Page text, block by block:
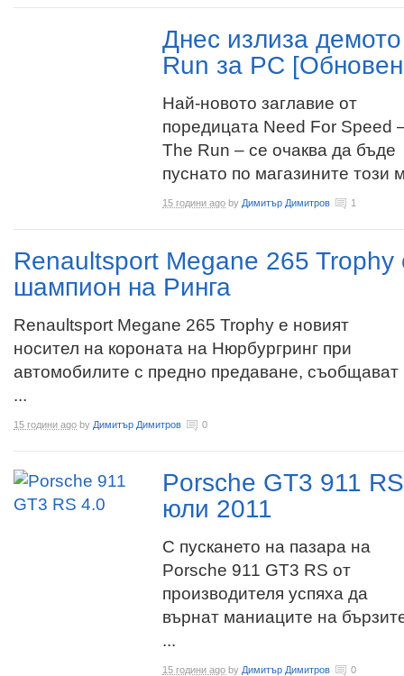
Днес излиза
Run за PC
Най-новото заглавие от
поредицата Need For Speed
The Run – се очаква да бъде
пуснато по магазините този
15 години ago by Димитър Димитров 1
Renaultsport Megane 265 Trophy
шампион на Ринга
Renaultsport Megane 265 Trophy е новият
носител на короната на Нюрбургринг при
автомобилите с предно предаване, съобщават
...
15 години ago by Димитър Димитров 0
Porsche GT3 911
юли 2011
С пускането на пазара на
Porsche 911 GT3 RS от
производителя успяха да
върнат маниаците на
...
15 години ago by Димитър Димитров 0